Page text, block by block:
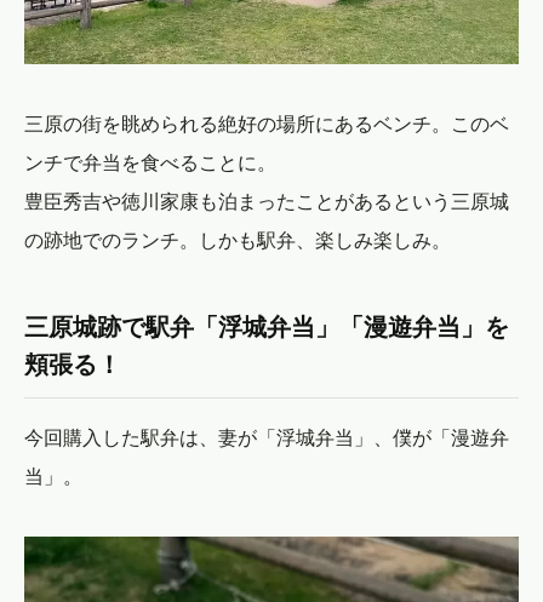
三原の街を眺められる絶好の場所にあるベンチ。このベ
ンチで弁当を食べることに。
豊臣秀吉や徳川家康も泊まったことがあるという三原城
の跡地でのランチ。しかも駅弁、楽しみ楽しみ。
三原城跡で駅弁「浮城弁当」「漫遊弁当」を
頬張る！
今回購入した駅弁は、妻が「浮城弁当」、僕が「漫遊弁
当」。